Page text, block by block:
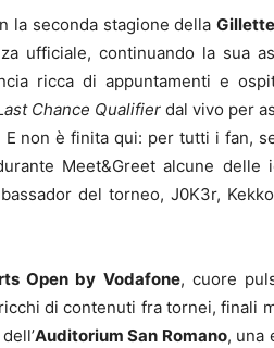
la seconda stagione della
ufficiale, continuando la sua
ricca di appuntamenti e
Chance Qualifier dal vivo per
non è finita qui: per tutti i fan,
Meet&Greet alcune delle
del torneo, J0K3r,
Open by Vodafone, cuore
di contenuti fra tornei, finali
Auditorium San Romano, una